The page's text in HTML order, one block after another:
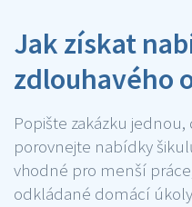
Jak získat
zdlouhavého
Popište zakázku
porovnejte nabídky
vhodné pro menší
odkládané domácí